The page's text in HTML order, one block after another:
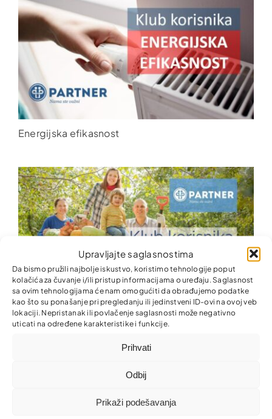
Upravljajte saglasnostima
Da bismo pružili najbolje iskustvo, koristimo tehnologije poput
kolačića za čuvanje i/ili pristup informacijama o uređaju. Saglasnost
sa ovim tehnologijama će nam omogućiti da obrađujemo podatke
kao što su ponašanje pri pregledanju ili jedinstveni ID-ovi na ovoj veb
lokaciji. Nepristanak ili povlačenje saglasnosti može negativno
uticati na određene karakteristike i funkcije.
Prihvati
Odbij
Prikaži podešavanja
Energijska efikasnost
Poljoprivreda i stočarstvo